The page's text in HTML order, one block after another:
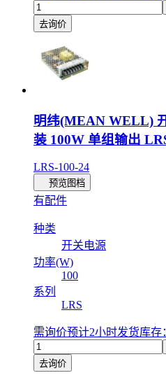
去询价
明纬(MEAN WELL)
装 100W 单组输出
LRS-100-24
预览图档
有配件
种类
开关电源
功率(W)
100
系列
LRS
需询价预计2小时发货库存
去询价